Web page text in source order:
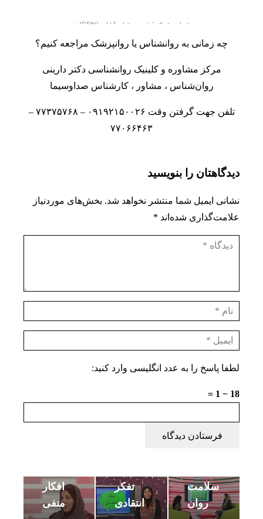
چه زمانی به روانشناس یا روانپزشک مراجعه کنیم؟
مرکز مشاوره وکلینیک روانشناسی دکتر دارینی
روان‌شناس ، مشاور ، کارشناس صداوسیما
تلفن جهت گرفتن وقت ۰۹۱۹۲۱۵۰۰۲۶ – ۷۷۳۷۵۷۶۸ –
۷۷۰۶۶۴۶۳
دیدگاهتان را بنویسید
نشانی ایمیل شما منتشر نخواهد شد. بخش‌های موردنیاز
علامت‌گذاری شده‌اند *
لطفا پاسخ را به عدد انگلیسی وارد کنید:
18 − 1 =
فرستادن دیدگاه
سلامت
روان
تفکر
انتقادی
افکار
منفی